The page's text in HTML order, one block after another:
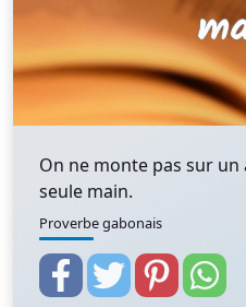
On ne monte pas sur
seule main.
Proverbe gabonais